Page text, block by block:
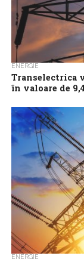
ENERGIE
Transelectrica
în valoare de
Transelectrica
valoare de 9,49
ENERGIE